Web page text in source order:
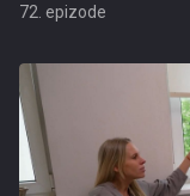
72. epizode